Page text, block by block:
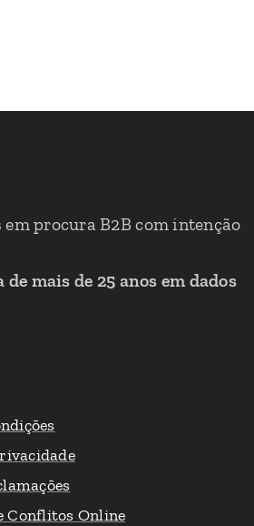
procura B2B com intenção
mais de 25 anos em dados
Conflitos Online